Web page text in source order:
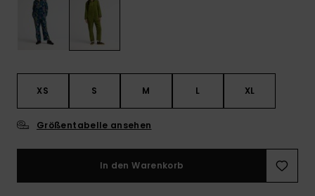
XS S M L XL
Größentabelle ansehen
In den Warenkorb